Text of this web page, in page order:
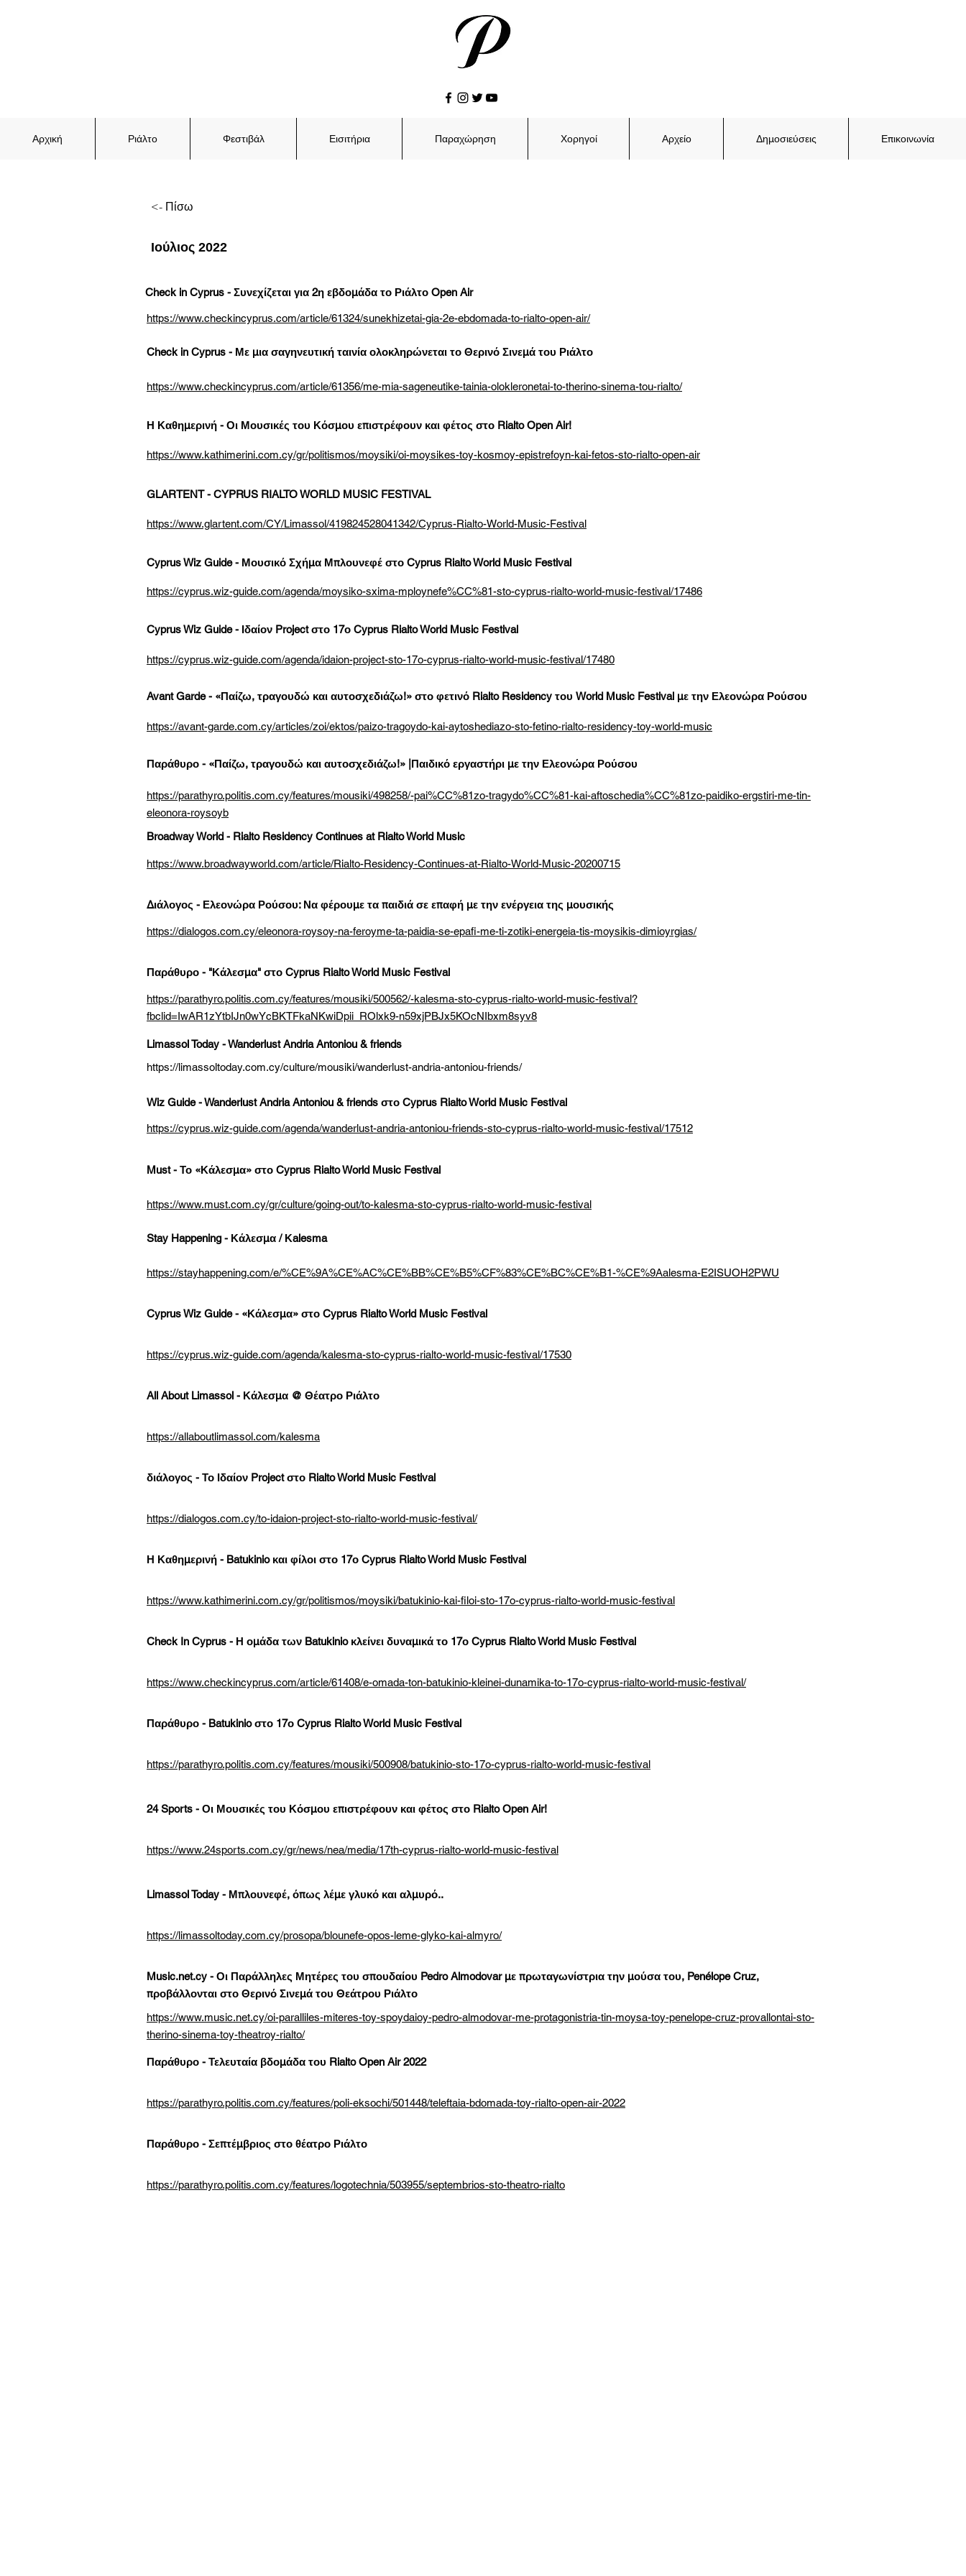
Αρχική Ριάλτο Φεστιβάλ Εισιτήρια Παραχώρηση Χορηγοί Αρχείο Δημοσιεύσεις Επικοινωνία
<- Πίσω
Ιούλιος 2022
https://www.checkincyprus.com/article/61324/sunekhizetai-gia-2e-ebdomada-to-rialto-open-air/
Check in Cyprus - Συνεχίζεται για 2η εβδομάδα το Ριάλτο Open Air
Check in Cyprus - Με μια σαγηνευτική ταινία ολοκληρώνεται το Θερινό Σινεμά του Ριάλτο
https://www.checkincyprus.com/article/61356/me-mia-sageneutike-tainia-olokleronetai-to-therino-sinema-tou-rialto/
Η Καθημερινή - Οι Μουσικές του Κόσμου επιστρέφουν και φέτος στο Rialto Open Air!
GLARTENT - CYPRUS RIALTO WORLD MUSIC FESTIVAL
https://www.kathimerini.com.cy/gr/politismos/moysiki/oi-moysikes-toy-kosmoy-epistrefoyn-kai-fetos-sto-rialto-open-air
https://www.glartent.com/CY/Limassol/419824528041342/Cyprus-Rialto-World-Music-Festival
Cyprus Wiz Guide - Μουσικό Σχήμα Μπλουνεφέ στο Cyprus Rialto World Music Festival
Cyprus Wiz Guide - Ιδαίον Project στο 17ο Cyprus Rialto World Music Festival
https://cyprus.wiz-guide.com/agenda/moysiko-sxima-mploynefe%CC%81-sto-cyprus-rialto-world-music-festival/17486
https://cyprus.wiz-guide.com/agenda/idaion-project-sto-17o-cyprus-rialto-world-music-festival/17480
Avant Garde - «Παίζω, τραγουδώ και αυτοσχεδιάζω!» στο φετινό Rialto Residency του World Music Festival με την Ελεονώρα Ρούσου
https://avant-garde.com.cy/articles/zoi/ektos/paizo-tragoydo-kai-aytoshediazo-sto-fetino-rialto-residency-toy-world-music
Παράθυρο - «Παίζω, τραγουδώ και αυτοσχεδιάζω!» |Παιδικό εργαστήρι με την Ελεονώρα Ρούσου
https://parathyro.politis.com.cy/features/mousiki/498258/-pai%CC%81zo-tragydo%CC%81-kai-aftoschedia%CC%81zo-paidiko-ergstiri-me-tin-
eleonora-roysoyb
Broadway World - Rialto Residency Continues at Rialto World Music
https://www.broadwayworld.com/article/Rialto-Residency-Continues-at-Rialto-World-Music-20200715
Διάλογος - Ελεονώρα Ρούσου: Να φέρουμε τα παιδιά σε επαφή με την ενέργεια της μουσικής
https://dialogos.com.cy/eleonora-roysoy-na-feroyme-ta-paidia-se-epafi-me-ti-zotiki-energeia-tis-moysikis-dimioyrgias/
Παράθυρο - "Κάλεσμα" στο Cyprus Rialto World Music Festival
https://parathyro.politis.com.cy/features/mousiki/500562/-kalesma-sto-cyprus-rialto-world-music-festival?
fbclid=IwAR1zYtbIJn0wYcBKTFkaNKwiDpii_ROlxk9-n59xjPBJx5KOcNIbxm8syv8
https://cyprus.wiz-guide.com/agenda/wanderlust-andria-antoniou-friends-sto-cyprus-rialto-world-music-festival/17512
Wiz Guide - Wanderlust Andria Antoniou & friends στο Cyprus Rialto World Music Festival
https://limassoltoday.com.cy/culture/mousiki/wanderlust-andria-antoniou-friends/
Limassol Today - Wanderlust Andria Antoniou & friends
https://www.must.com.cy/gr/culture/going-out/to-kalesma-sto-cyprus-rialto-world-music-festival
Must - Το «Κάλεσμα» στο Cyprus Rialto World Music Festival
https://stayhappening.com/e/%CE%9A%CE%AC%CE%BB%CE%B5%CF%83%CE%BC%CE%B1-%CE%9Aalesma-E2ISUOH2PWU
Stay Happening - Κάλεσμα / Κalesma
Cyprus Wiz Guide - «Κάλεσμα» στο Cyprus Rialto World Music Festival
https://cyprus.wiz-guide.com/agenda/kalesma-sto-cyprus-rialto-world-music-festival/17530
All About Limassol - Κάλεσμα @ Θέατρο Ριάλτο
https://allaboutlimassol.com/kalesma
διάλογος - Το Ιδαίον Project στο Rialto World Music Festival
https://dialogos.com.cy/to-idaion-project-sto-rialto-world-music-festival/
Η Καθημερινή - Batukinio και φίλοι στο 17ο Cyprus Rialto World Music Festival
https://www.kathimerini.com.cy/gr/politismos/moysiki/batukinio-kai-filoi-sto-17o-cyprus-rialto-world-music-festival
Check In Cyprus - Η ομάδα των Batukinio κλείνει δυναμικά το 17ο Cyprus Rialto World Music Festival
https://www.checkincyprus.com/article/61408/e-omada-ton-batukinio-kleinei-dunamika-to-17o-cyprus-rialto-world-music-festival/
Παράθυρο - Batukinio στο 17ο Cyprus Rialto World Music Festival
https://parathyro.politis.com.cy/features/mousiki/500908/batukinio-sto-17o-cyprus-rialto-world-music-festival
24 Sports - Οι Μουσικές του Κόσμου επιστρέφουν και φέτος στο Rialto Open Air!
https://www.24sports.com.cy/gr/news/nea/media/17th-cyprus-rialto-world-music-festival
Limassol Today - Μπλουνεφέ, όπως λέμε γλυκό και αλμυρό..
https://limassoltoday.com.cy/prosopa/blounefe-opos-leme-glyko-kai-almyro/
Music.net.cy - Οι Παράλληλες Μητέρες του σπουδαίου Pedro Almodovar με πρωταγωνίστρια την μούσα του, Penélope Cruz,
προβάλλονται στο Θερινό Σινεμά του Θεάτρου Ριάλτο
https://www.music.net.cy/oi-paralliles-miteres-toy-spoydaioy-pedro-almodovar-me-protagonistria-tin-moysa-toy-penelope-cruz-provallontai-sto-
therino-sinema-toy-theatroy-rialto/
Παράθυρο - Τελευταία βδομάδα του Rialto Open Air 2022
https://parathyro.politis.com.cy/features/poli-eksochi/501448/teleftaia-bdomada-toy-rialto-open-air-2022
Παράθυρο - Σεπτέμβριος στο θέατρο Ριάλτο
https://parathyro.politis.com.cy/features/logotechnia/503955/septembrios-sto-theatro-rialto